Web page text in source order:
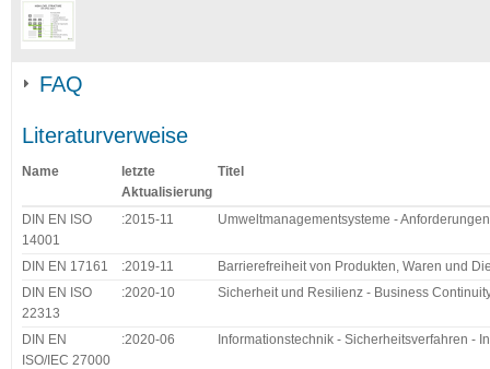
FAQ
Literaturverweise
Name
letzte
Aktualisierung
Titel
DIN EN ISO
14001
:2015-11 Umweltmanagementsysteme -
DIN EN 17161 :2019-11
Barrierefreiheit von Produkten, Waren und
DIN EN ISO
22313
:2020-10 Sicherheit und Resilienz - Business
DIN EN
ISO/IEC 27000
:2020-06 Informationstechnik - Sicherheitsverfahren -